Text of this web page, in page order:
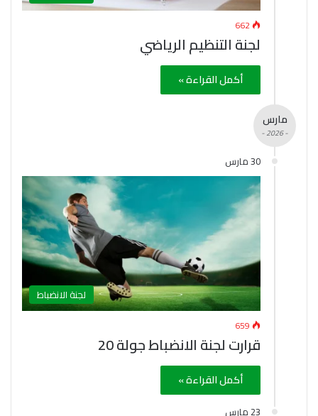
662
لجنة التنظيم الرياضي
أكمل القراءة »
مارس
- 2026 -
30 مارس
لجنة الانضباط
659
قرارت لجنة الانضباط جولة 20
أكمل القراءة »
23 مارس